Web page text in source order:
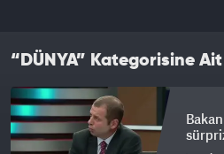
“DÜNYA” Kategorisine